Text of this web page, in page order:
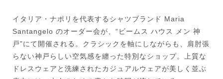
イタリア・ナポリを代表するシャツブランド Maria
Santangelo のオーダー会が、“ビームス ハウス メン 神
戸”にて開催される。クラシックを軸にしながらも、肩肘張
らない神戸らしい空気感を纏った特別なショップ。上質な
ドレスウェアと洗練されたカジュアルウェアが美しく並ぶ